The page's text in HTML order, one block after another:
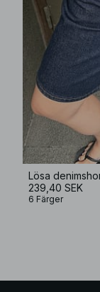
Lösa
239,40 SEK
6 Färger